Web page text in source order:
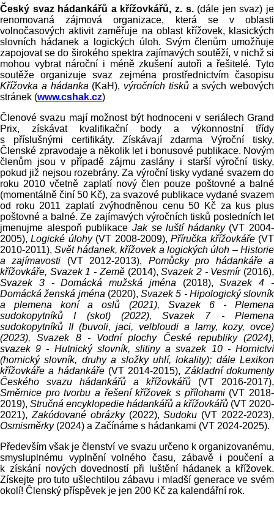
Český svaz hádankářů a křížovkářů, z. s. (dále jen svaz) je
renomovaná zájmová organizace, která se v oblasti
volnočasových aktivit zaměřuje na oblast křížovek, klasických
slovních hádanek a logických úloh. Svým členům umožňuje
zapojovat se do širokého spektra zajímavých soutěží, v nichž si
mohou vybrat nároční i méně zkušení autoři a řešitelé. Tyto
soutěže organizuje svaz zejména prostřednictvím časopisu
Křížovka a hádanka (KaH), výročních tiskůa svých webových
stránek (www.cshak.cz)
Členové svazu mají možnost být hodnoceni v seriálech Grand
Prix, získávat kvalifikační body a výkonnostní třídy
s příslušnými certifikáty. Získávají zdarma Výroční tisky,
Členské zpravodaje a několik let i bonusové publikace. Novým
členům jsou v případě zájmu zaslány i starší výroční tisky,
pokud již nejsou rozebrány. Za výroční tisky vydané svazem do
roku 2010 včetně zaplatí nový člen pouze poštovné a balné
(momentálně činí 50 Kč), za svazové publikace vydané svazem
od roku 2011 zaplatí zvýhodněnou cenu 50 Kč za kus plus
poštovné a balné. Ze zajímavých výročních tisků posledních let
jmenujme alespoň publikace Jak se luští hádanky(VT 2004-
2005),Logické úlohy(VT 2008-2009),Příručka křížovkáře(VT
2010-2011),Svět hádanek, křížovek a logických úloh – Historie
a zajímavosti (VT 2012-2013), Pomůcky pro hádankáře a
křížovkáře, Svazek 1 - Země(2014),Svazek 2 - Vesmír(2016),
Svazek 3 - Domácká mužská jména (2018),Svazek 4 -
Domácká ženská jména (2020), Svazek 5 - Hipologický slovník
a plemena koní a oslů (2021), Svazek 6 - Plemena
sudokopytníků I (skot) (2022),Svazek 7 - Plemena
sudokopytníků II (buvoli, jaci, velbloudi a lamy, kozy, ovce)
(2023), Svazek 8 - Vodní plochy České republiky (2024),
svazek 9 - Hutnický slovník, slitiny a svazek 10 - Hornictví
(hornický slovník, druhy a složky uhlí, lokality); dále Lexikon
křížovkáře a hádankáře(VT 2014-2015), Základní dokumenty
Českého svazu hádankářů a křížovkářů (VT 2016-2017),
Směrnice pro tvorbu a řešení křížovek s přílohami(VT 2018-
2019), Stručná encyklopedie hádankářů a křížovkářů (VT 2020-
2021), Zakódované obrázky(2022),Sudoku (VT 2022-2023),
Osmisměrky(2024) a Začínáme s hádankami (VT 2024-2025).
Především však je členství ve svazu určeno k organizovanému,
smysluplnému vyplnění volného času, zábavě i poučení a
k získání nových dovedností při luštění hádanek a křížovek.
Získejte pro tuto ušlechtilou zábavu i mladší generace ve svém
okolí! Členský příspěvek je jen 200 Kč za kalendářní rok.